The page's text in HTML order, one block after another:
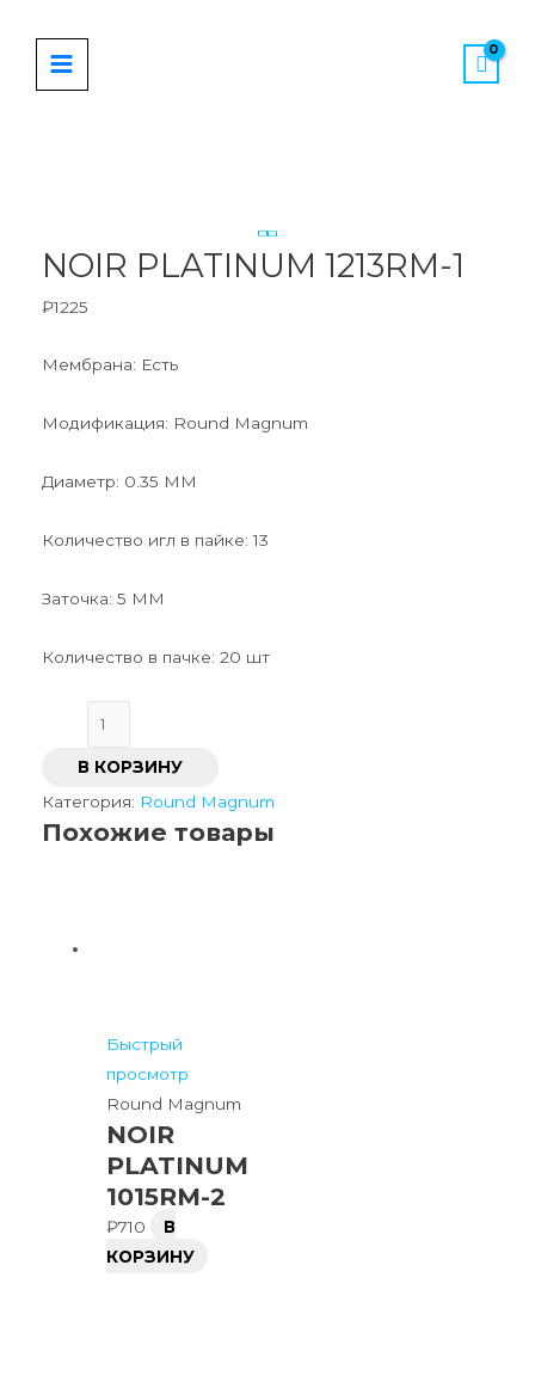
содержимому
MENU
NOIR PLATINUM 1213RM-1
₽1225
Мембрана: Есть
Модификация: Round Magnum
Диаметр: 0.35 ММ
Количество игл в пайке: 13
Заточка: 5 ММ
Количество в пачке: 20 шт
1213RM-
В КОРЗИНУ
Категория: Round Magnum
Похожие товары
Быстрый
просмотр
Round Magnum
NOIR
PLATINUM
1015RM-2
₽710
В
КОРЗИНУ